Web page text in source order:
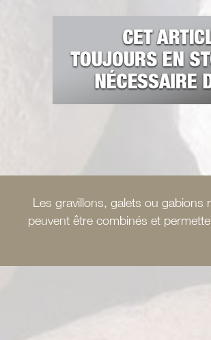
Les gravillons, galets ou gabions
peuvent être combinés et